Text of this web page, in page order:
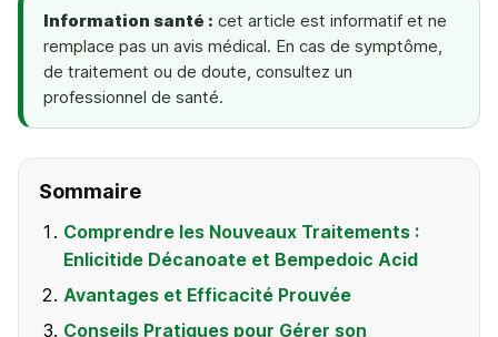
Information santé : cet article est informatif et ne
remplace pas un avis médical. En cas de symptôme,
de traitement ou de doute, consultez un
professionnel de santé.
Sommaire
Comprendre les Nouveaux Traitements :
Enlicitide Décanoate et Bempedoic Acid
Avantages et Efficacité Prouvée
Conseils Pratiques pour Gérer son